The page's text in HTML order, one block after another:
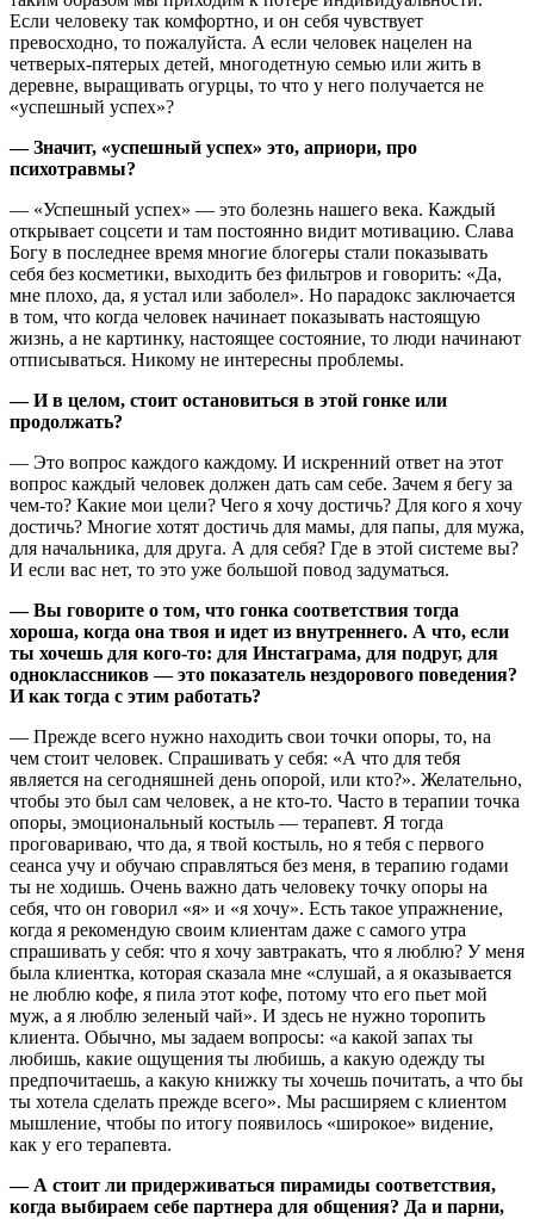
Если человеку так комфортно, и он себя чувствует
превосходно, то пожалуйста. А если человек нацелен на
четверых-пятерых детей, многодетную семью или жить в
деревне, выращивать огурцы, то что у него получается не
«успешный успех»?
— Значит, «успешный успех» это, априори, про
психотравмы?
— «Успешный успех» — это болезнь нашего века. Каждый
открывает соцсети и там постоянно видит мотивацию. Слава
Богу в последнее время многие блогеры стали показывать
себя без косметики, выходить без фильтров и говорить: «Да,
мне плохо, да, я устал или заболел». Но парадокс заключается
в том, что когда человек начинает показывать настоящую
жизнь, а не картинку, настоящее состояние, то люди начинают
отписываться. Никому не интересны проблемы.
— И в целом, стоит остановиться в этой гонке или
продолжать?
— Это вопрос каждого каждому. И искренний ответ на этот
вопрос каждый человек должен дать сам себе. Зачем я бегу за
чем-то? Какие мои цели? Чего я хочу достичь? Для кого я хочу
достичь? Многие хотят достичь для мамы, для папы, для мужа,
для начальника, для друга. А для себя? Где в этой системе вы?
И если вас нет, то это уже большой повод задуматься.
— Вы говорите о том, что гонка соответствия тогда
хороша, когда она твоя и идет из внутреннего. А что, если
ты хочешь для кого-то: для Инстаграма, для подруг, для
одноклассников — это показатель нездорового поведения?
И как тогда с этим работать?
— Прежде всего нужно находить свои точки опоры, то, на
чем стоит человек. Спрашивать у себя: «А что для тебя
является на сегодняшней день опорой, или кто?». Желательно,
чтобы это был сам человек, а не кто-то. Часто в терапии точка
опоры, эмоциональный костыль — терапевт. Я тогда
проговариваю, что да, я твой костыль, но я тебя с первого
сеанса учу и обучаю справляться без меня, в терапию годами
ты не ходишь. Очень важно дать человеку точку опоры на
себя, что он говорил «я» и «я хочу». Есть такое упражнение,
когда я рекомендую своим клиентам даже с самого утра
спрашивать у себя: что я хочу завтракать, что я люблю? У меня
была клиентка, которая сказала мне «слушай, а я оказывается
не люблю кофе, я пила этот кофе, потому что его пьет мой
муж, а я люблю зеленый чай». И здесь не нужно торопить
клиента. Обычно, мы задаем вопросы: «а какой запах ты
любишь, какие ощущения ты любишь, а какую одежду ты
предпочитаешь, а какую книжку ты хочешь почитать, а что бы
ты хотела сделать прежде всего». Мы расширяем с клиентом
мышление, чтобы по итогу появилось «широкое» видение,
как у его терапевта.
— А стоит ли придерживаться пирамиды соответствия,
когда выбираем себе партнера для общения? Да и парни,